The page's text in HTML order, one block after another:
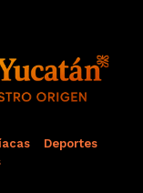
Deportes